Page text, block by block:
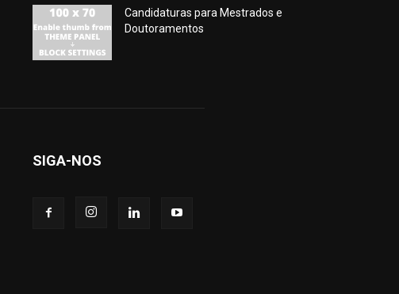
Candidaturas para Mestrados e
Doutoramentos
SIGA-NOS